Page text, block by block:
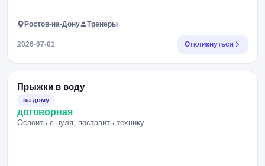
Ростов-на-Дону Тренеры
2026-07-01 Откликнуться
Прыжки в воду
на дому
договорная
Освоить с нуля, поставить технику.